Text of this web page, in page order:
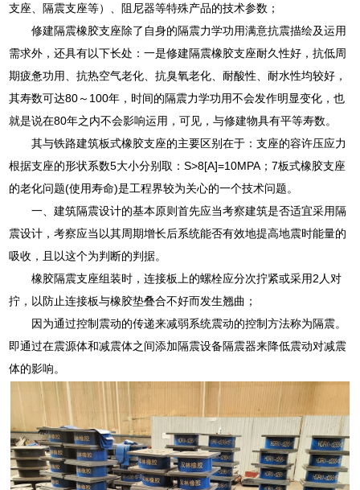
支座、隔震支座等）、阻尼器等特殊产品的技术参数；
修建隔震橡胶支座除了自身的隔震力学功用满意抗震描绘及运用
需求外，还具有以下长处：一是修建隔震橡胶支座耐久性好，抗低周
期疲惫功用、抗热空气老化、抗臭氧老化、耐酸性、耐水性均较好，
其寿数可达80～100年，时间的隔震力学功用不会发作明显变化，也
就是说在80年之内不会影响运用，可见，与修建物具有平等寿数。
其与铁路建筑板式橡胶支座的主要区别在于：支座的容许压应力
根据支座的形状系数5大小分别取：S>8[A]=10MPA；7板式橡胶支座
的老化问题(使用寿命)是工程界较为关心的一个技术问题。
一、建筑隔震设计的基本原则首先应当考察建筑是否适宜采用隔
震设计，考察应当以其周期增长后系统能否有效地提高地震时能量的
吸收，且以这个为判断的判据。
橡胶隔震支座组装时，连接板上的螺栓应分次拧紧或采用2人对
拧，以防止连接板与橡胶垫叠合不好而发生翘曲；
因为通过控制震动的传递来减弱系统震动的控制方法称为隔震。
即通过在震源体和减震体之间添加隔震设备隔震器来降低震动对减震
体的影响。